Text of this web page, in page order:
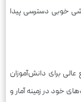
خوبی دسترسی پیدا
برای دانش‌آموزان
خود در زمینه آمار و